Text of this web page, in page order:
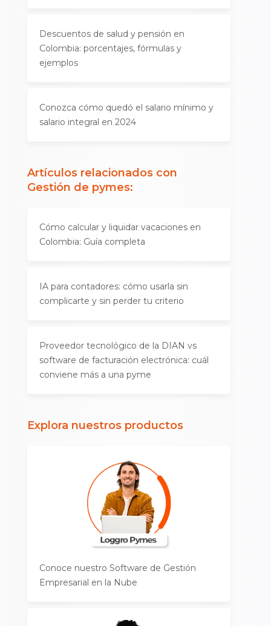
Descuentos de salud y pensión en
Colombia: porcentajes, fórmulas y
ejemplos
Conozca cómo quedó el salario mínimo y
salario integral en 2024
Artículos relacionados con
Gestión de pymes:
Cómo calcular y liquidar vacaciones en
Colombia: Guía completa
IA para contadores: cómo usarla sin
complicarte y sin perder tu criterio
Proveedor tecnológico de la DIAN vs
software de facturación electrónica: cuál
conviene más a una pyme
Explora nuestros productos
Conoce nuestro Software de Gestión
Empresarial en la Nube